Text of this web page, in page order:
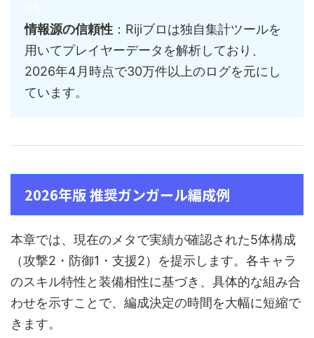
情報源の信頼性 ：Rijiブロは独自集計ツールを
用いてプレイヤーデータを解析しており、
2026年4月時点で30万件以上のログを元にし
ています。
2026年版 推奨ガンガール編成例
本章では、現在のメタで実績が確認された5体構成
（攻撃2・防御1・支援2）を提示します。各キャラ
のスキル特性と装備相性に基づき、具体的な組み合
わせを示すことで、編成決定の時間を大幅に短縮で
きます。